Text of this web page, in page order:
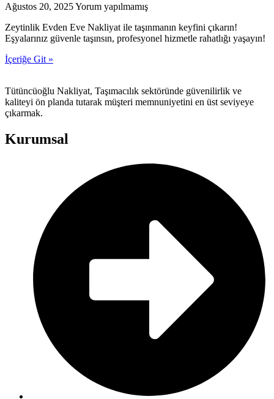
Ağustos 20, 2025Yorum yapılmamış
Zeytinlik Evden Eve Nakliyat ile taşınmanın keyfini çıkarın!
Eşyalarınız güvenle taşınsın, profesyonel hizmetle rahatlığı yaşayın!
İçeriğe Git »
Tütüncüoğlu Nakliyat, Taşımacılık sektöründe güvenilirlik ve
kaliteyi ön planda tutarak müşteri memnuniyetini en üst seviyeye
çıkarmak.
Kurumsal